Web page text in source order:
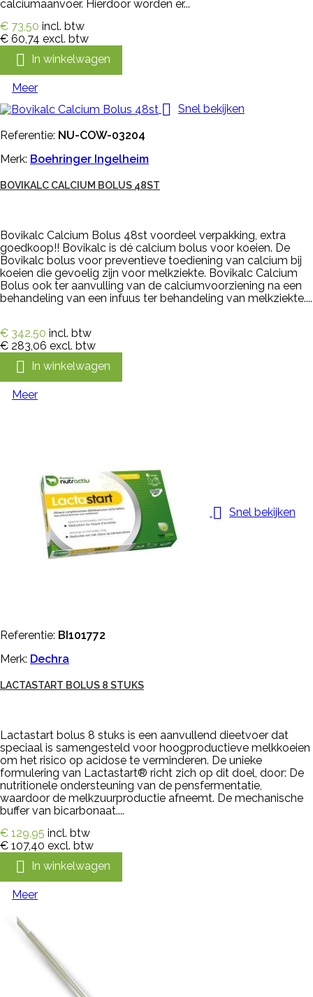
calciumaanvoer. Hierdoor worden er...
€ 73,50 incl. btw
€ 60,74 excl. btw
 In winkelwagen
Meer
 Snel bekijken
Referentie: NU-COW-03204
Merk: Boehringer Ingelheim
BOVIKALC CALCIUM BOLUS 48ST
Bovikalc Calcium Bolus 48st voordeel verpakking, extra
goedkoop!! Bovikalc is dé calcium bolus voor koeien. De
Bovikalc bolus voor preventieve toediening van calcium bij
koeien die gevoelig zijn voor melkziekte. Bovikalc Calcium
Bolus ook ter aanvulling van de calciumvoorziening na een
behandeling van een infuus ter behandeling van melkziekte....
€ 342,50 incl. btw
€ 283,06 excl. btw
 In winkelwagen
Meer
 Snel bekijken
Referentie: BI101772
Merk: Dechra
LACTASTART BOLUS 8 STUKS
Lactastart bolus 8 stuks is een aanvullend dieetvoer dat
speciaal is samengesteld voor hoogproductieve melkkoeien
om het risico op acidose te verminderen. De unieke
formulering van Lactastart® richt zich op dit doel, door: De
nutritionele ondersteuning van de pensfermentatie,
waardoor de melkzuurproductie afneemt. De mechanische
buffer van bicarbonaat....
€ 129,95 incl. btw
€ 107,40 excl. btw
 In winkelwagen
Meer